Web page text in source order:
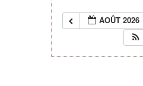
AOÛT 2026